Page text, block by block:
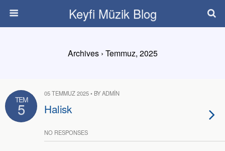
Keyfi Müzik Blog
Archives › Temmuz, 2025
TEM
5
05 TEMMUZ 2025 • BY ADMIN
Halisk
NO RESPONSES